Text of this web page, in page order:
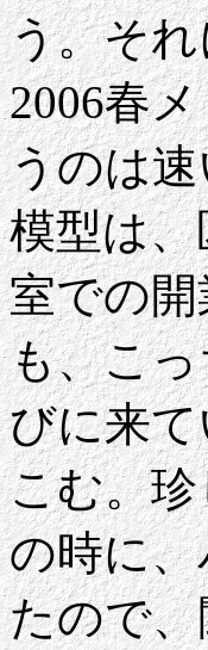
う。そ
2006春
うのは
模型は
室での
も、こ
びに来
こむ。
の時に
たので